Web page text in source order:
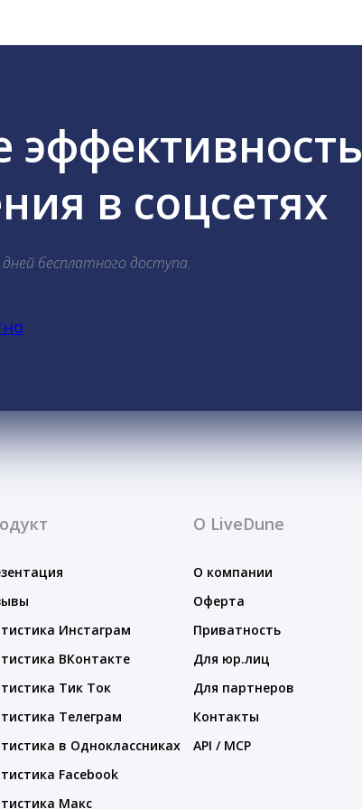
эффективность
в соцсетях
бесплатного доступа.
Инстаграм
ВКонтакте
Тик Ток
Телеграм
в Одноклассниках
Facebook
Макс
О LiveDune
О компании
Оферта
Приватность
Для юр.лиц
Для партнеров
Контакты
API / MCP